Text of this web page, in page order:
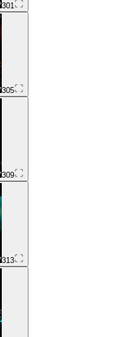
301
305
309
313